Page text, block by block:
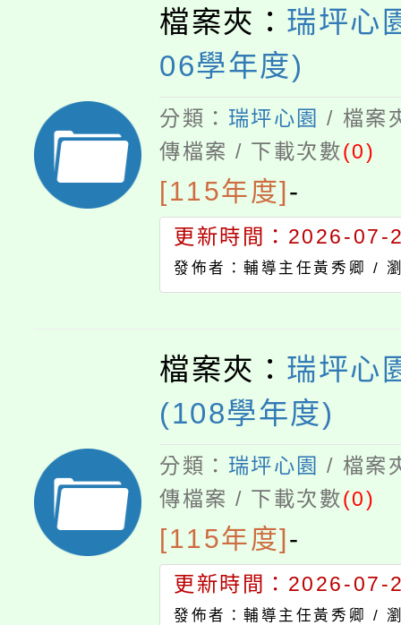
檔案夾： 瑞坪心
06學年度)
分類： 瑞坪心園 / 檔案
傳檔案 / 下載次數(0)
[115年度]-
更新時間：2026-07-
發佈者：輔導主任黃秀卿 /
檔案夾： 瑞坪心
(108學年度)
分類： 瑞坪心園 / 檔案
傳檔案 / 下載次數(0)
[115年度]-
更新時間：2026-07-
發佈者：輔導主任黃秀卿 /